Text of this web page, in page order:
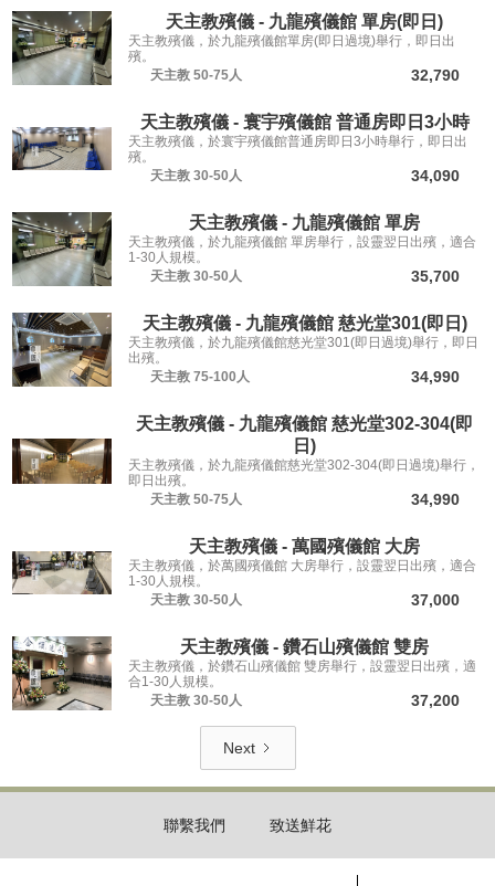
天主教殯儀 - 九龍殯儀館 單房(即日)
天主教殯儀，於九龍殯儀館單房(即日過境)舉行，即日出
殯。
天主教 50-75人 32,790
天主教殯儀 - 寰宇殯儀館 普通房即日3小時
天主教殯儀，於寰宇殯儀館普通房即日3小時舉行，即日出
殯。
天主教 30-50人 34,090
天主教殯儀 - 九龍殯儀館 單房
天主教殯儀，於九龍殯儀館 單房舉行，設靈翌日出殯，適合
1-30人規模。
天主教 30-50人 35,700
天主教殯儀 - 九龍殯儀館 慈光堂301(即日)
天主教殯儀，於九龍殯儀館慈光堂301(即日過境)舉行，即日
出殯。
天主教 75-100人 34,990
天主教殯儀 - 九龍殯儀館 慈光堂302-304(即
日)
天主教殯儀，於九龍殯儀館慈光堂302-304(即日過境)舉行，
即日出殯。
天主教 50-75人 34,990
天主教殯儀 - 萬國殯儀館 大房
天主教殯儀，於萬國殯儀館 大房舉行，設靈翌日出殯，適合
1-30人規模。
天主教 30-50人 37,000
天主教殯儀 - 鑽石山殯儀館 雙房
天主教殯儀，於鑽石山殯儀館 雙房舉行，設靈翌日出殯，適
合1-30人規模。
天主教 30-50人 37,200
Next
聯繫我們 致送鮮花